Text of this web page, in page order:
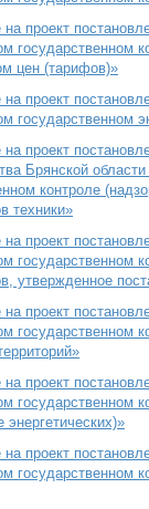
проект
государственном
цен (тарифов)»
проект
государственном
проект
Брянской
контроле
техники»
проект
государственном
утвержденное
проект
государственном
проект
государственном
энергетических)»
проект
государственном